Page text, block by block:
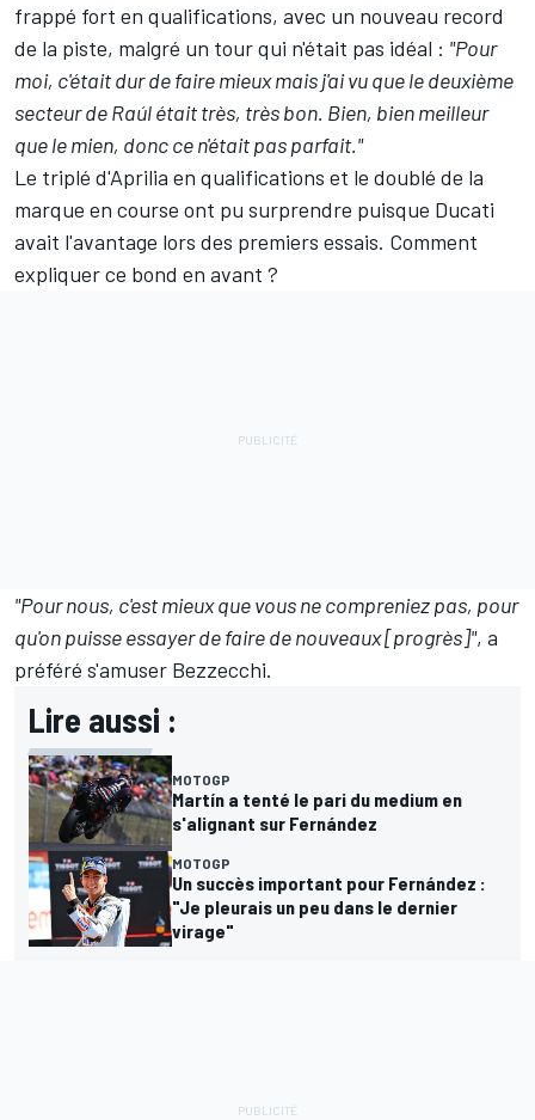
frappé fort en qualifications, avec un nouveau record
de la piste, malgré un tour qui n'était pas idéal : "Pour
moi, c'était dur de faire mieux mais j'ai vu que le deuxième
secteur de Raúl était très, très bon. Bien, bien meilleur
que le mien, donc ce n'était pas parfait."
Le triplé d'Aprilia en qualifications et le doublé de la
marque en course ont pu surprendre puisque Ducati
avait l'avantage lors des premiers essais. Comment
expliquer ce bond en avant ?
"Pour nous, c'est mieux que vous ne compreniez pas, pour
qu'on puisse essayer de faire de nouveaux [progrès]", a
préféré s'amuser Bezzecchi.
Lire aussi :
MOTOGP
Martín a tenté le pari du medium en
s'alignant sur Fernández
MOTOGP
Un succès important pour Fernández :
"Je pleurais un peu dans le dernier
virage"